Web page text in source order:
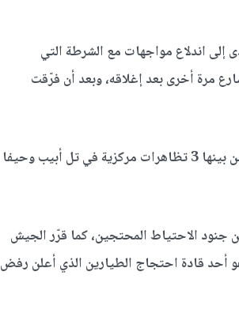
إلى اندلاع مواجهات مع الشرطة التي
مرة أخرى بعد إغلاقه، وبعد أن فرّقت
كما خرجت تظاهرات في أكثر من 100 موقع في أنحاء إسرائيل، من بينها 3 تظاهرات مركزية في تل أبيب وحيفا
الاحتياط المحتجين، كما قرّر الجيش
أحد قادة احتجاج الطيارين الذي أعلن رفض